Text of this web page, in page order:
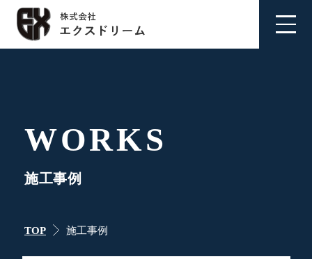
WORKS
施工事例
TOP 施工事例